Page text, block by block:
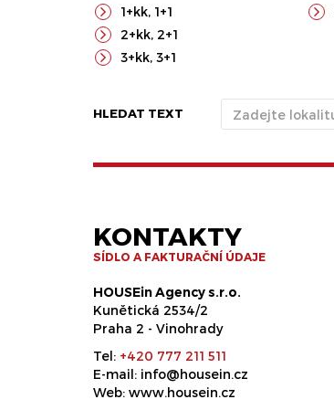
1+kk, 1+1
2+kk, 2+1
3+kk, 3+1
HLEDAT TEXT
KONTAKTY
SÍDLO A FAKTURAČNÍ ÚDAJE
HOUSEin Agency s.r.o.
Kunětická 2534/2
Praha 2 - Vinohrady
Tel: +420 777 211 511
E-mail: info@housein.cz
Web: www.housein.cz